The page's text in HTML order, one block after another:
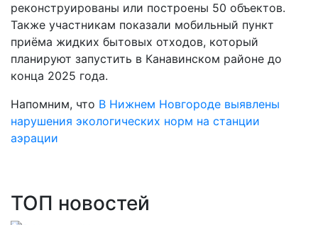
реконструированы или построены 50 объектов.
Также участникам показали мобильный пункт
приёма жидких бытовых отходов, который
планируют запустить в Канавинском районе до
конца 2025 года.
Напомним, что В Нижнем Новгороде выявлены
нарушения экологических норм на станции
аэрации
ТОП новостей